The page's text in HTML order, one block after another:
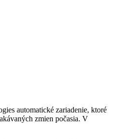
automatické zariadenie, ktoré
zmien počasia. V